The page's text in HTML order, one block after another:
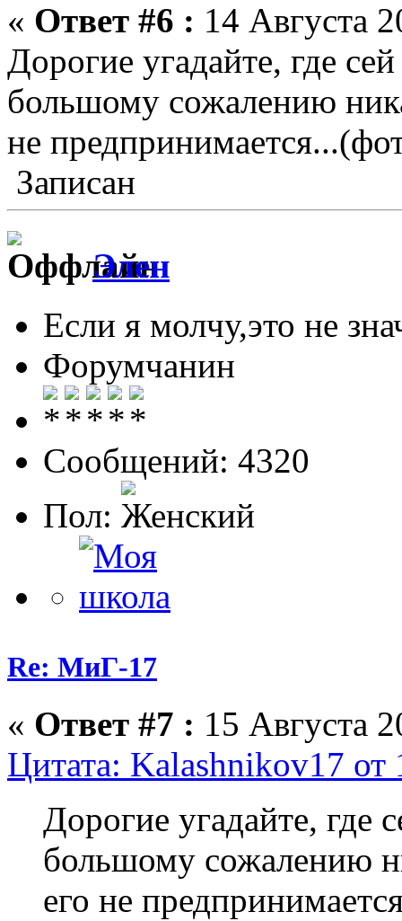
« Ответ #6 : 14 Августа
Дорогие угадайте, где
большому сожалению
не
Записан
Элен
Если я молчу,это не
Форумчанин
Сообщений: 4320
Пол:
Re: МиГ-17
« Ответ #7 : 15 Августа
Цитата: Kalashnikov17 от
Дорогие угадайте, где
большому сожалению
его не